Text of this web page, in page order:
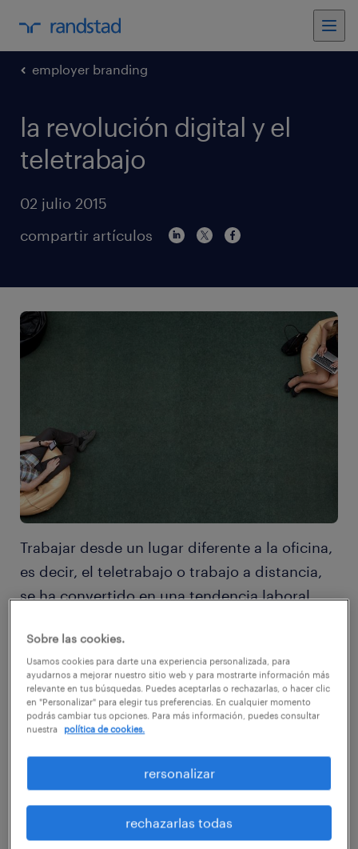
employer branding
la revolución digital y el
teletrabajo
02 julio 2015
compartir artículos
Trabajar desde un lugar diferente a la oficina,
es decir, el teletrabajo o trabajo a distancia,
se ha convertido en una tendencia laboral
para algunos empleados, ya que facilita la
conciliación de su vida personal y
profesional.
Las posibilidades tecnológicas y la demanda
de usos más diversificados de las mismas
han permitido el desarrollo de los quehaceres
Sobre las cookies.
Usamos cookies para darte una experiencia personalizada, para
ayudarnos a mejorar nuestro sitio web y para mostrarte información más
relevante en tus búsquedas. Puedes aceptarlas o rechazarlas, o hacer clic
en "Personalizar" para elegir tus preferencias. En cualquier momento
podrás cambiar tus opciones. Para más información, puedes consultar
nuestra
política de cookies.
rersonalizar
rechazarlas todas